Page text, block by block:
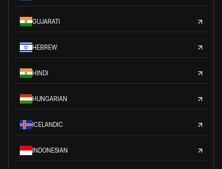
GUJARATI
HEBREW
HINDI
HUNGARIAN
ICELANDIC
INDONESIAN